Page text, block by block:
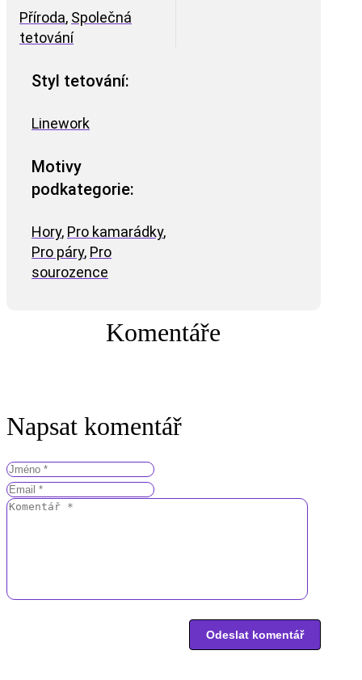
Příroda, Společná
tetování
Styl tetování:
Linework
Motivy
podkategorie:
Hory, Pro kamarádky,
Pro páry, Pro
sourozence
Komentáře
Napsat komentář